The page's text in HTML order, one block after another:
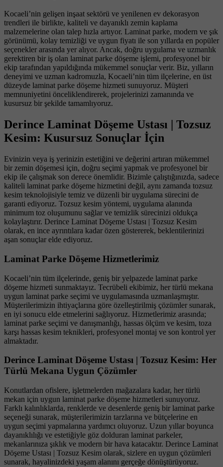
Kocaeli’nin gelişen inşaat sektörü ve yenilenen ev dekorasyon
trendleri ile birlikte, kaliteli ve dayanıklı zemin kaplama
malzemelerine olan talep hızla artıyor. Laminat parke, modern ve şık
görünümü, kolay temizliği ve uygun fiyatı ile son yıllarda en popüler
seçenekler arasında yer alıyor. Ancak, doğru uygulama ve uzmanlık
gerektiren bir iş olan laminat parke döşeme işlemi, profesyonel bir
ekip tarafından yapıldığında mükemmel sonuçlar verir. Biz, yılların
deneyimi ve uzman kadromuzla, Kocaeli’nin tüm ilçelerine, en üst
düzeyde laminat parke döşeme hizmeti sunuyoruz. Müşteri
memnuniyetini önceliklendirerek, projelerinizi zamanında ve
kusursuz bir şekilde tamamlıyoruz.
Derince Laminat Döşeme Ustası | Tozsuz
Kesim: Kusursuz Sonuçlar İçin
Evinizin veya iş yerinizin estetiğini ve değerini artıran mükemmel
bir zemin döşemesi için, doğru seçimi yapmak ve profesyonel bir
ekip ile çalışmak son derece önemlidir. Bizimle çalıştığınızda, sadece
kaliteli laminat parke döşeme hizmetini değil, aynı zamanda tozsuz
kesim teknolojisiyle temiz ve düzenli bir uygulama sürecini de
garanti ediyoruz. Tozsuz kesim yöntemi, uygulama alanında
minimum toz oluşumunu sağlar ve temizlik sürecinizi oldukça
kolaylaştırır. Derince Laminat Döşeme Ustası | Tozsuz Kesim
olarak, en ince ayrıntılara kadar özen göstererek, beklentilerinizi
aşan sonuçlar elde ediyoruz.
Laminat Parke Döşeme Hizmetlerimiz
Kocaeli’nin tüm ilçelerinde, geniş bir yelpazede laminat parke
döşeme hizmeti sunmaktayız. Tecrübeli ekibimiz, her türlü mekana
uygun laminat parke seçimi ve uygulamasında uzmanlaşmıştır.
Müşterilerimizin ihtiyaçlarına göre özelleştirilmiş çözümler sunarak,
en iyi sonucu elde etmelerini sağlıyoruz. Hizmetlerimiz arasında;
laminat parke seçimi ve danışmanlığı, hassas ölçüm ve kesim, toza
karşı hassas kesim teknikleri, profesyonel montaj ve son kontrol yer
almaktadır.
Derince Laminat Döşeme Ustası | Tozsuz Kesim: Her
Türlü Mekana Uygun Çözümler
Konutlardan ofislere, işletmelerden mağazalara kadar, her türlü
mekan için uygun laminat parke döşeme hizmetleri sunuyoruz.
Farklı kalınlıklarda, renklerde ve desenlerde geniş bir laminat parke
seçeneği sunarak, müşterilerimizin tarzlarına ve bütçelerine en
uygun seçimi yapmalarına yardımcı oluyoruz. Uzun yıllar boyunca
dayanıklılığı ve estetiğiyle göz dolduran laminat parkeler,
mekanlarınıza şıklık ve modern bir hava katacaktır. Derince Laminat
Döşeme Ustası | Tozsuz Kesim olarak, sizlere en uygun çözümleri
sunarak, hayalinizdeki yaşam alanını gerçeğe dönüştürüyoruz.